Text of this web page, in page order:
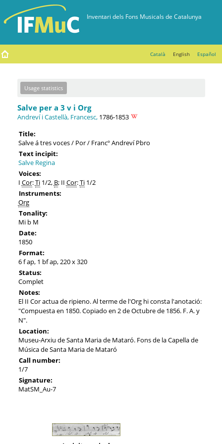
Català English Español
Usage statistics
Salve per a 3 v i Org
Andreví i Castellà, Francesc,1786-1853
Title:
Salve á tres voces / Por / Francº Andreví Pbro
Text incipit:
Salve Regina
Voices:
I Cor:Ti1/2, B; II Cor:Ti1/2
Instruments:
Org
Tonality:
Mi b M
Date:
1850
Format:
6 f ap, 1 bf ap, 220 x 320
Status:
Complet
Notes:
El II Cor actua de ripieno. Al terme de l'Org hi consta l'anotació:
"Compuesta en 1850. Copiado en 2 de Octubre de 1856. F. A. y
N".
Location:
Museu-Arxiu de Santa Maria de Mataró. Fons de la Capella de
Música de Santa Maria de Mataró
Call number:
1/7
Signature:
MatSM_Au-7